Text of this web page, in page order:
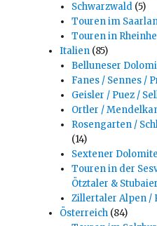
Schwarzwald(5)
Touren im
Touren in
Italien (85)
Belluneser
Fanes / Sennes /
Geisler / Puez /
Ortler /
Rosengarten /
(14)
Sextener
Touren in der
Ötztaler &
Zillertaler Alpen /
Österreich (84)